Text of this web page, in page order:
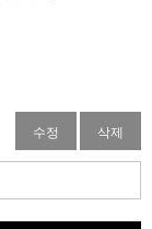
수정 삭제